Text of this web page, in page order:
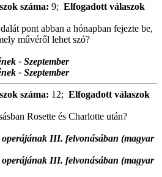
száma: 9; Elfogadott válaszok
pont abban a hónapban fejezte be,
művéről lehet szó?
- Szeptember
- Szeptember
száma: 12; Elfogadott válaszok
Rosette és Charlotte után?
III. felvonásában (magyar
III. felvonásában (magyar